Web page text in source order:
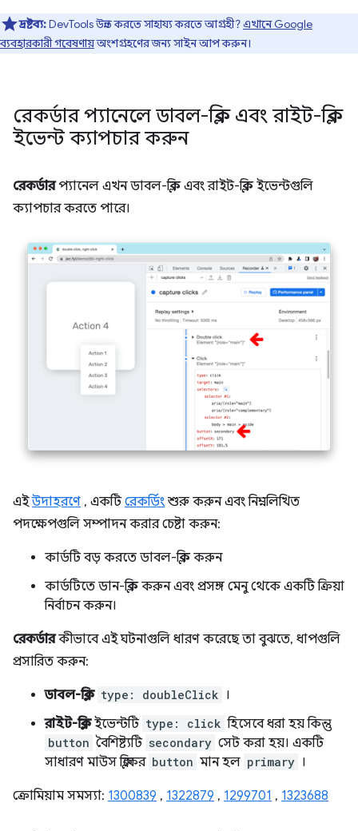
দ্রষ্টব্য:DevTools উন্নত করতে সাহায্য করতে আগ্রহী?এখানে Google
ব্যবহারকারী গবেষণায়অংশগ্রহণের জন্য সাইন আপ করুন।
রেকর্ডার প্যানেলে ডাবল-ক্লিক এবং রাইট-ক্লিক
ইভেন্ট ক্যাপচার করুন
রেকর্ডারপ্যানেল এখন ডাবল-ক্লিক এবং রাইট-ক্লিক ইভেন্টগুলি
ক্যাপচার করতে পারে।
এইউদাহরণে , একটিরেকর্ডিং শুরু করুন এবং নিম্নলিখিত
পদক্ষেপগুলি সম্পাদন করার চেষ্টা করুন:
কার্ডটি বড় করতে ডাবল-ক্লিক করুন
কার্ডটিতে ডান-ক্লিক করুন এবং প্রসঙ্গ মেনু থেকে একটি ক্রিয়া
নির্বাচন করুন।
রেকর্ডারকীভাবে এই ঘটনাগুলি ধারণ করেছে তা বুঝতে, ধাপগুলি
প্রসারিত করুন:
ডাবল-ক্লিক type: doubleClick ।
রাইট-ক্লিকইভেন্টটি type: click হিসেবে ধরা হয় কিন্তু
button বৈশিষ্ট্যটি secondary সেট করা হয়। একটি
সাধারণ মাউস ক্লিকের button মান হল primary ।
ক্রোমিয়াম সমস্যা: 1300839 , 1322879 , 1299701 , 1323688